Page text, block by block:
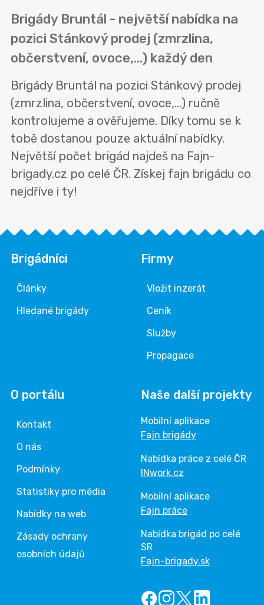
Brigády Bruntál - největší nabídka na
pozici Stánkový prodej (zmrzlina,
občerstvení, ovoce,...) každý den
Brigády Bruntál na pozici Stánkový prodej
(zmrzlina, občerstvení, ovoce,...) ručně
kontrolujeme a ověřujeme. Díky tomu se k
tobě dostanou pouze aktuální nabídky.
Největší počet brigád najdeš na Fajn-
brigady.cz po celé ČR. Získej fajn brigádu co
nejdříve i ty!
Brigádníci
Články
Hledané brigády
Firmy
Vložit inzerát
Ceník
Služby
Propagace
O portálu
Kontakt
O nás
Podmínky
Statistiky pro média
Nabídky na web
Zásady ochrany
osobních údajů
Naše další projekty
Mobilní aplikace
Fajn brigády
Nabídka práce z celé ČR
INwork.cz
Mobilní aplikace
Fajn práce
Nabídka brigád po celé
SR
Fajn-brigady.sk